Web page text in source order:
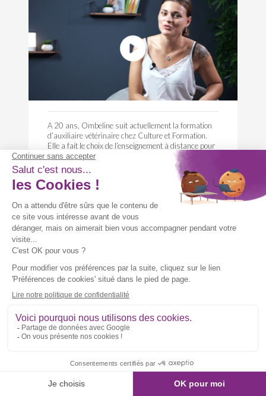
A 20 ans, Ombeline suit actuellement la formation
d’auxiliaire vétérinaire chez Culture et Formation.
Elle a fait le choix de l’enseignement à distance pour
se former tout en continuant de travailler. Découvrez
dans cette vidéo son parcours et sa passion pour les
animaux !
Ombeline - 20 ans
Auxiliaire vétérinaire